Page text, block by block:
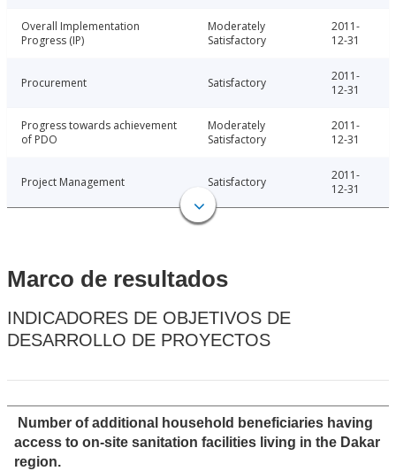
Overall Implementation
Progress (IP)
Moderately
Satisfactory
2011-
12-31
Procurement Satisfactory
2011-
12-31
Progress towards achievement
of PDO
Moderately
Satisfactory
2011-
12-31
Project Management Satisfactory
2011-
12-31
Marco de resultados
INDICADORES DE OBJETIVOS DE
DESARROLLO DE PROYECTOS
Number of additional household beneficiaries having
access to on-site sanitation facilities living in the Dakar
region.